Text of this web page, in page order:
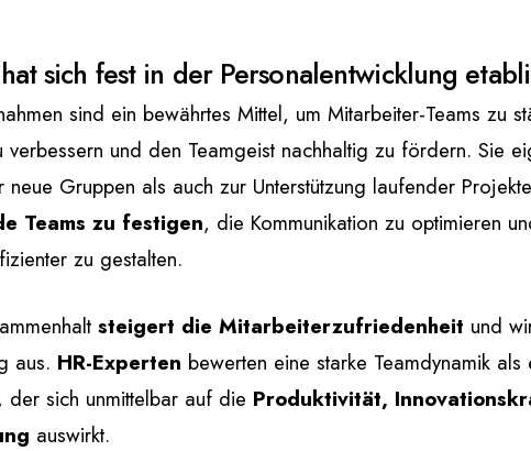
sich fest in der Personalentwicklung
sind ein bewährtes Mittel, um Mitarbeiter-Teams zu
verbessern und den Teamgeist nachhaltig zu fördern. Sie
neue Gruppen als auch zur Unterstützung laufender
Teams zu festigen, die Kommunikation zu optimieren
zu gestalten.
steigert die Mitarbeiterzufriedenheit und
aus. HR-Experten bewerten eine starke Teamdynamik
der sich unmittelbar auf die Produktivität,
auswirkt.